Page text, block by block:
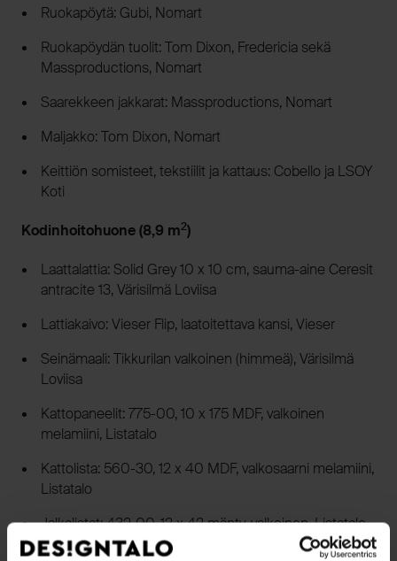
Ruokapöytä: Gubi, Nomart
Ruokapöydän tuolit: Tom Dixon, Fredericia sekä
Massproductions, Nomart
Saarekkeen jakkarat: Massproductions, Nomart
Maljakko: Tom Dixon, Nomart
Keittiön somisteet, tekstiilit ja kattaus: Cobello ja LSOY
Koti
Kodinhoitohuone (8,9 m2)
Laattalattia: Solid Grey 10 x 10 cm, sauma-aine Ceresit
antracite 13, Värisilmä Loviisa
Lattiakaivo: Vieser Flip, laatoitettava kansi, Vieser
Seinämaali: Tikkurilan valkoinen (himmeä), Värisilmä
Loviisa
Kattopaneelit: 775-00, 10 x 175 MDF, valkoinen
melamiini, Listatalo
Kattolista: 560-30, 12 x 40 MDF, valkosaarni melamiini,
Listatalo
Jalkalistat: 432-00, 12 x 42 mänty, valkoinen, Listatalo